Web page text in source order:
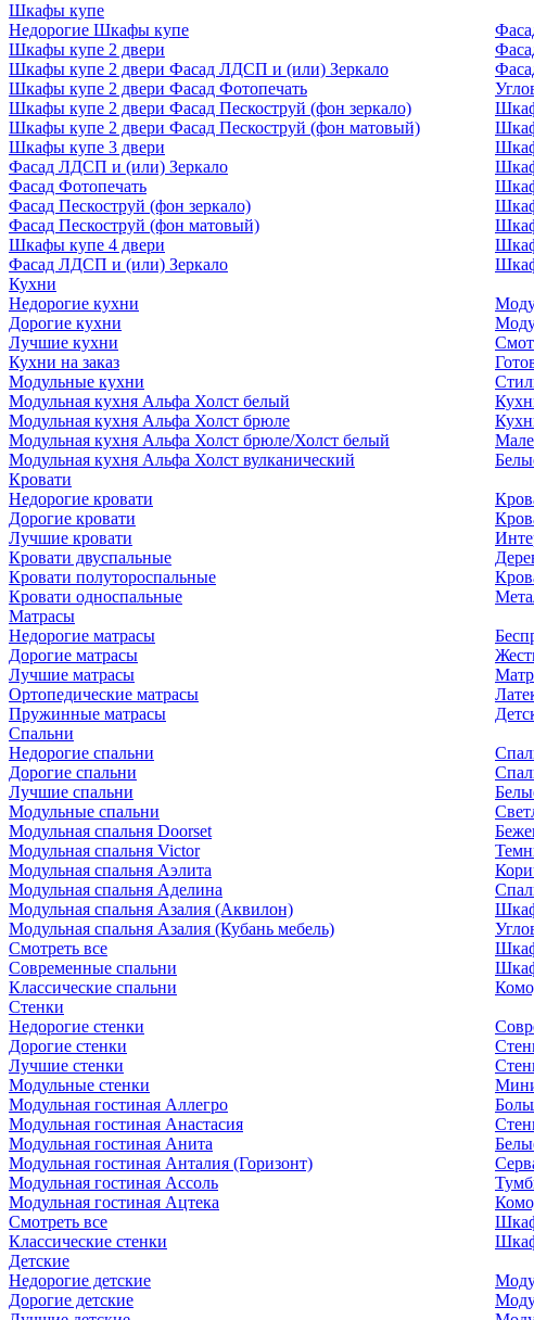
Шкафы купе
Недорогие Шкафы купе
Шкафы купе 2 двери
Шкафы купе 2 двери Фасад ЛДСП и (или) Зеркало
Шкафы купе 2 двери Фасад Фотопечать
Шкафы купе 2 двери Фасад Пескоструй (фон зеркало)
Шкафы купе 2 двери Фасад Пескоструй (фон матовый)
Шкафы купе 3 двери
Фасад ЛДСП и (или) Зеркало
Фасад Фотопечать
Фасад Пескоструй (фон зеркало)
Фасад Пескоструй (фон матовый)
Шкафы купе 4 двери
Фасад ЛДСП и (или) Зеркало
Кухни
Недорогие кухни
Дорогие кухни
Лучшие кухни
Кухни на заказ
Модульные кухни
Модульная кухня Альфа Холст белый
Модульная кухня Альфа Холст брюле
Модульная кухня Альфа Холст брюле/Холст белый
Модульная кухня Альфа Холст вулканический
Кровати
Недорогие кровати
Дорогие кровати
Лучшие кровати
Кровати двуспальные
Кровати полутороспальные
Кровати односпальные
Матрасы
Недорогие матрасы
Дорогие матрасы
Лучшие матрасы
Ортопедические матрасы
Пружинные матрасы
Cпальни
Недорогие спальни
Дорогие спальни
Лучшие спальни
Модульные спальни
Модульная спальня Doorset
Модульная спальня Victor
Модульная спальня Аэлита
Модульная спальня Аделина
Модульная спальня Азалия (Аквилон)
Модульная спальня Азалия (Кубань мебель)
Смотреть все
Современные спальни
Классические спальни
Стенки
Недорогие стенки
Дорогие стенки
Лучшие стенки
Модульные стенки
Модульная гостиная Аллегро
Модульная гостиная Анастасия
Модульная гостиная Анита
Модульная гостиная Анталия (Горизонт)
Модульная гостиная Ассоль
Модульная гостиная Ацтека
Смотреть все
Классические стенки
Детские
Недорогие детские
Дорогие детские